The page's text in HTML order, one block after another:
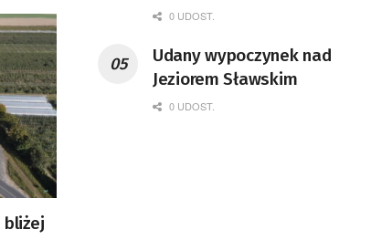
bliżej
0 UDOST.
Udany wypoczynek nad
Jeziorem Sławskim
0 UDOST.